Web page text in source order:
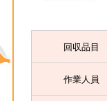
回収品目
作業人員